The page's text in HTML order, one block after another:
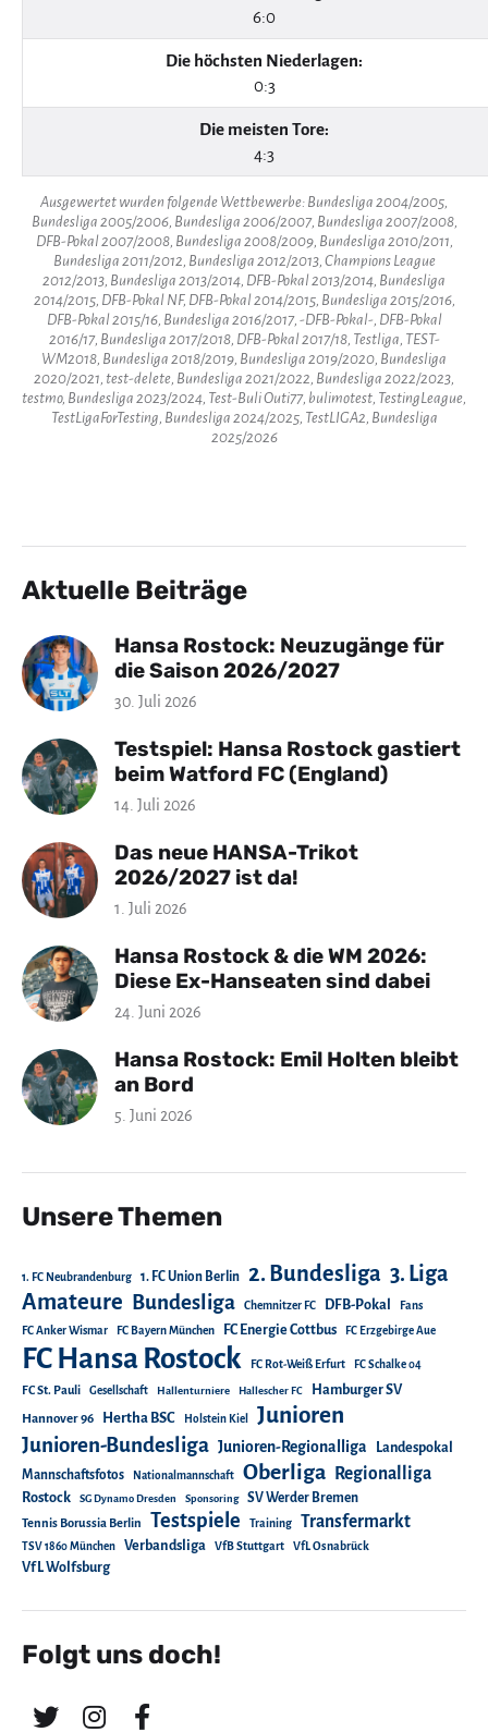
6:0
Die höchsten Niederlagen:
0:3
Die meisten Tore:
4:3
Ausgewertet wurden folgende Wettbewerbe: Bundesliga 2004/2005,
Bundesliga 2005/2006, Bundesliga 2006/2007, Bundesliga 2007/2008,
DFB-Pokal 2007/2008, Bundesliga 2008/2009, Bundesliga 2010/2011,
Bundesliga 2011/2012, Bundesliga 2012/2013, Champions League
2012/2013, Bundesliga 2013/2014, DFB-Pokal 2013/2014, Bundesliga
2014/2015, DFB-Pokal NF, DFB-Pokal 2014/2015, Bundesliga 2015/2016,
DFB-Pokal 2015/16, Bundesliga 2016/2017, -DFB-Pokal-, DFB-Pokal
2016/17, Bundesliga 2017/2018, DFB-Pokal 2017/18, Testliga, TEST-
WM2018, Bundesliga 2018/2019, Bundesliga 2019/2020, Bundesliga
2020/2021, test-delete, Bundesliga 2021/2022, Bundesliga 2022/2023,
testmo, Bundesliga 2023/2024, Test-Buli Outi77, bulimotest, TestingLeague,
TestLigaForTesting, Bundesliga 2024/2025, TestLIGA2, Bundesliga
2025/2026
Aktuelle Beiträge
Hansa Rostock: Neuzugänge für
die Saison 2026/2027
30. Juli 2026
Testspiel: Hansa Rostock gastiert
beim Watford FC (England)
14. Juli 2026
Das neue HANSA-Trikot
2026/2027 ist da!
1. Juli 2026
Hansa Rostock & die WM 2026:
Diese Ex-Hanseaten sind dabei
24. Juni 2026
Hansa Rostock: Emil Holten bleibt
an Bord
5. Juni 2026
Unsere Themen
1. FC Neubrandenburg 1. FC Union Berlin 2. Bundesliga 3. Liga
Amateure Bundesliga Chemnitzer FC DFB-Pokal Fans
FC Anker Wismar FC Bayern München FC Energie Cottbus FC Erzgebirge Aue
FC Hansa Rostock FC Rot-Weiß Erfurt FC Schalke 04
FC St. Pauli Gesellschaft Hallenturniere Hallescher FC Hamburger SV
Hannover 96 Hertha BSC Holstein Kiel Junioren
Junioren-Bundesliga Junioren-Regionalliga
Landespokal
Mannschaftsfotos
Nationalmannschaft Oberliga Regionalliga
Rostock SG Dynamo Dresden Sponsoring SV Werder Bremen
Tennis Borussia Berlin Testspiele Training Transfermarkt
TSV 1860 München Verbandsliga VfB Stuttgart VfL Osnabrück
VfL Wolfsburg
Folgt uns doch!